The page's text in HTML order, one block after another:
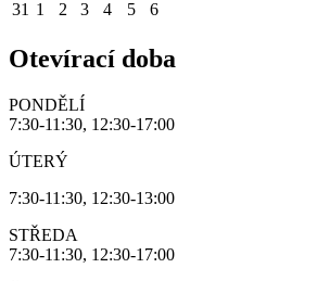
31 1 2 3 4 5 6
Otevírací doba
PONDĚLÍ
7:30-11:30, 12:30-17:00
ÚTERÝ
7:30-11:30, 12:30-13:00
STŘEDA
7:30-11:30, 12:30-17:00